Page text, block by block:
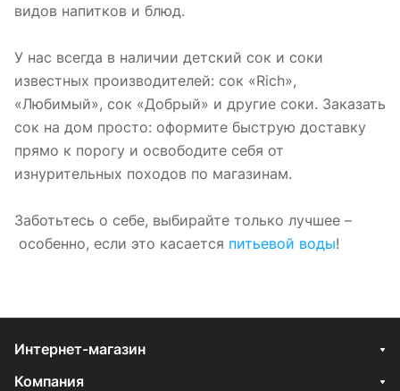
видов напитков и блюд.
У нас всегда в наличии детский сок и соки
известных производителей: сок «Rich»,
«Любимый», сок «Добрый» и другие соки. Заказать
сок на дом просто: оформите быструю доставку
прямо к порогу и освободите себя от
изнурительных походов по магазинам.
Заботьтесь о себе, выбирайте только лучшее –
особенно, если это касается питьевой воды!
Интернет-магазин
Компания